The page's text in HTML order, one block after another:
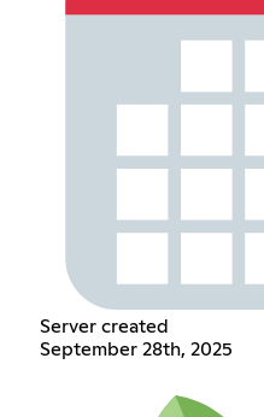
Server created
September 28th, 2025